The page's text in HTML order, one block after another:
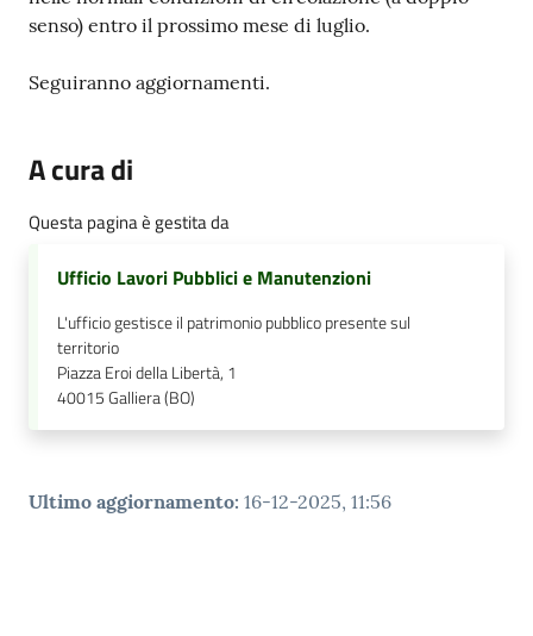
senso) entro il prossimo mese di luglio.
Seguiranno aggiornamenti.
A cura di
Questa pagina è gestita da
Ufficio Lavori Pubblici e Manutenzioni
L'ufficio gestisce il patrimonio pubblico presente sul
territorio
Piazza Eroi della Libertà, 1
40015Galliera (BO)
Ultimo aggiornamento: 16-12-2025, 11:56